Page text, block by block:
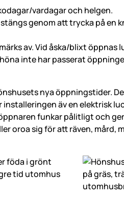
vardagar och helgen.
genom att trycka på en
av. Vid åska/blixt öppnas
inte har passerat
nya öppningstider.
äv en elektrisk
funkar pålitligt och
oroa sig för att räven, mård,